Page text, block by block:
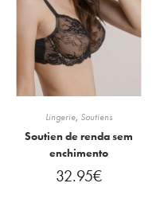
Lingerie, Soutiens
Soutien de renda sem
enchimento
32.95€